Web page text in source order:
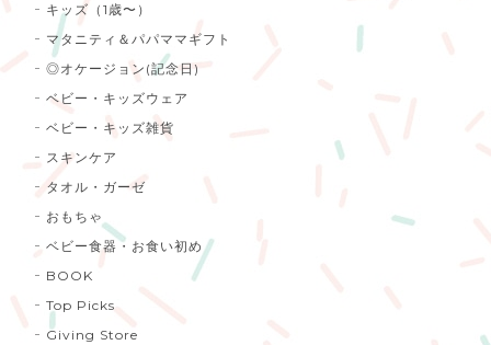
キッズ（1歳〜）
マタニティ＆パパママギフト
◎オケージョン(記念日)
ベビー・キッズウェア
ベビー・キッズ雑貨
スキンケア
タオル・ガーゼ
おもちゃ
ベビー食器・お食い初め
BOOK
Top Picks
Giving Store